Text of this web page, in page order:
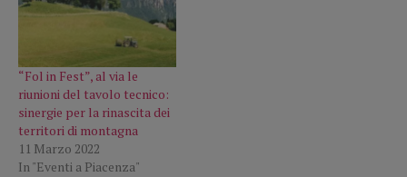
“Fol in Fest”, al via le
riunioni del tavolo tecnico:
sinergie per la rinascita dei
territori di montagna
11 Marzo 2022
In "Eventi a Piacenza"